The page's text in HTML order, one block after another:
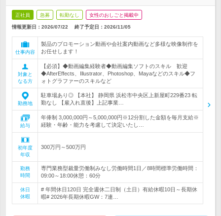
正社員 急募 転勤なし 女性のおしごと掲載中
情報更新日：2026/07/22 終了予定日： 2026/11/05
仕事内容
製品のプロモーション動画や会社案内動画など多様な映像制作を
お任せします！
対象と
なる方
【必須】◆動画編集経験者◆動画編集ソフトのスキル 歓迎
◆AfterEffects、Illustrator、Photoshop、Mayaなどのスキル◆フ
ォトグラファーのスキルなど
勤務地
駐車場あり◎ 【本社】 静岡県 浜松市中央区上新屋町229番23 転
勤なし 【雇入れ直後】上記事業…
給与
年俸制 3,000,000円～5,000,000円※12分割した金額を毎月支給※
経験・年齢・能力を考慮して決定いたし…
初年度
年収
300万円～500万円
勤務
時間
専門業務型裁量労働制みなし労働時間1日／8時間標準労働時間：
09:00～18:00休憩：60分
休日
休暇
# 年間休日120日 完全週休二日制（土日）有給休暇10日～長期休
暇# 2026年長期休暇GW：7連…